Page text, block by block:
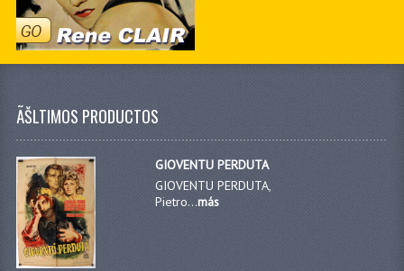
ÃŠLTIMOS PRODUCTOS
GIOVENTU PERDUTA
GIOVENTU PERDUTA,
Pietro...más